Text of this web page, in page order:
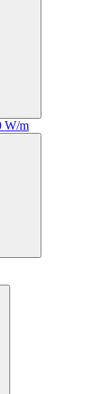
W/m